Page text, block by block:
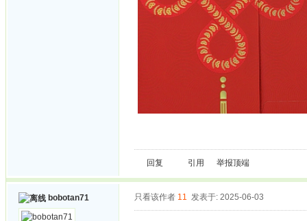
回复 引用 举报顶端
bobotan71 只看该作者 11 发表于: 2025-06-03